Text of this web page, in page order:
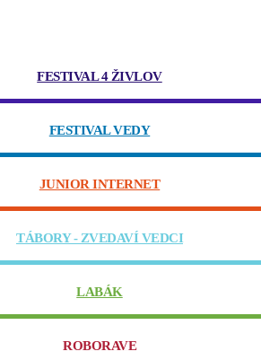
FESTIVAL 4 ŽIVLOV
FESTIVAL VEDY
JUNIOR INTERNET
TÁBORY - ZVEDAVÍ VEDCI
LABÁK
ROBORAVE